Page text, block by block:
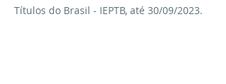
Títulos do Brasil - IEPTB, até 30/09/2023.